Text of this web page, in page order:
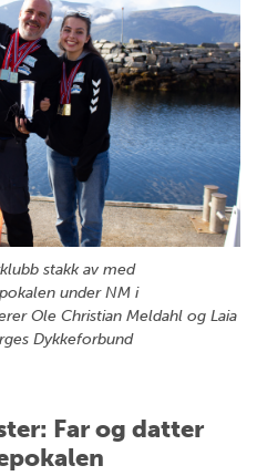
stakk av med
under NM i
Ole Christian Meldahl og Laia
Dykkeforbund
Far og datter